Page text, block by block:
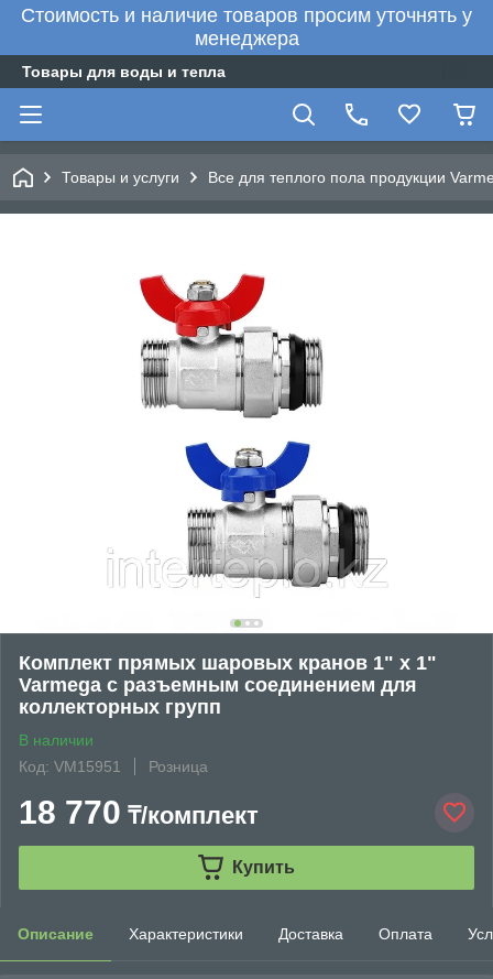
Стоимость и наличие товаров просим уточнять у
менеджера
Товары для воды и тепла
Товары и услуги Все для теплого пола продукции
Комплект прямых шаровых кранов 1" х 1"
Varmega с разъемным соединением для
коллекторных групп
В наличии
Код: VM15951
Розница
18 770 ₸/комплект
Купить
Описание Характеристики Доставка Оплата